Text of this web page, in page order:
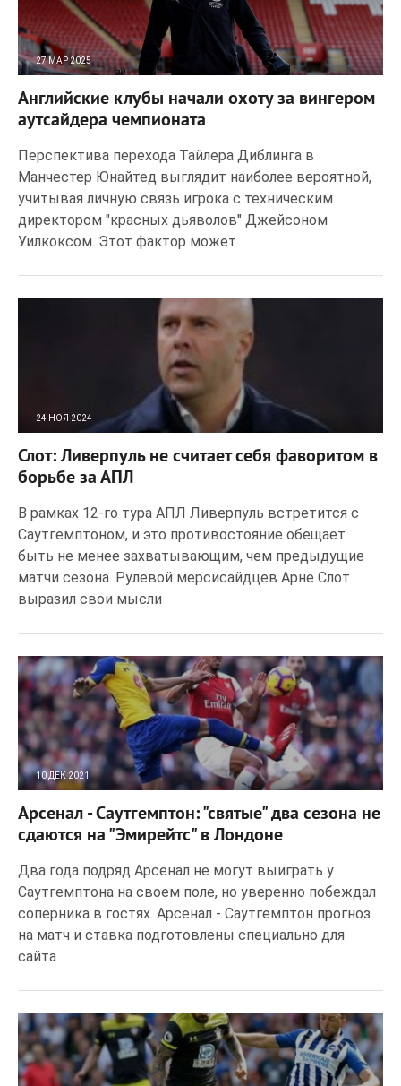
27 МАР 2025
Английские клубы начали охоту за вингером
аутсайдера чемпионата
Перспектива перехода Тайлера Диблинга в
Манчестер Юнайтед выглядит наиболее вероятной,
учитывая личную связь игрока с техническим
директором "красных дьяволов" Джейсоном
Уилкоксом. Этот фактор может
24 НОЯ 2024
Слот: Ливерпуль не считает себя фаворитом в
борьбе за АПЛ
В рамках 12-го тура АПЛ Ливерпуль встретится с
Саутгемптоном, и это противостояние обещает
быть не менее захватывающим, чем предыдущие
матчи сезона. Рулевой мерсисайдцев Арне Слот
выразил свои мысли
10 ДЕК 2021
Арсенал - Саутгемптон: "святые" два сезона не
сдаются на "Эмирейтс" в Лондоне
Два года подряд Арсенал не могут выиграть у
Саутгемптона на своем поле, но уверенно побеждал
соперника в гостях. Арсенал - Саутгемптон прогноз
на матч и ставка подготовлены специально для
сайта